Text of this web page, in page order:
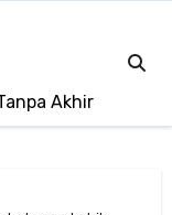
Akhir